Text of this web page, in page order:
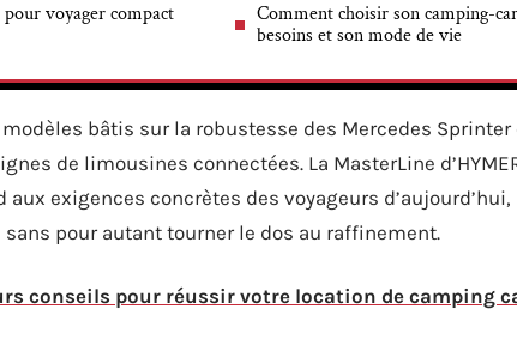
voyager compact
Comment choisir son camping-
besoins et son mode de vie
bâtis sur la robustesse des Mercedes Sprinter
de limousines connectées. La MasterLine
exigences concrètes des voyageurs d’aujourd’hui,
pour autant tourner le dos au raffinement.
conseils pour réussir votre location de camping